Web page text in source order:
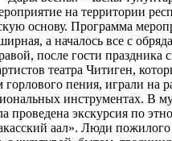
на территории
основу. Программа
а началось все с
после гости праздника
театра Читиген,
горлового пения, играли на
инструментах. В
проведена экскурсия по
аал». Люди пожилого